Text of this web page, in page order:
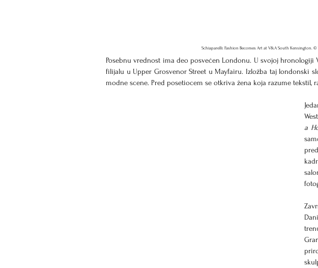
Schiaparelli: Fashion Becomes Art at V&A South Kensington.
Posebnu vrednost ima deo posvećen Londonu. U svojoj
filijalu u Upper Grosvenor Street u Mayfairu. Izložba taj londonski
modne scene. Pred posetiocem se otkriva žena koja razume tekstil,
a